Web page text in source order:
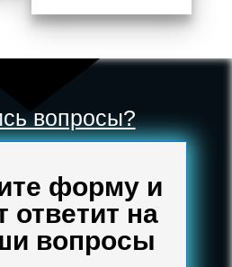
вопросы?
форму и
ответит на
вопросы